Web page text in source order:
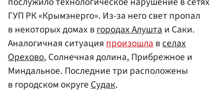
ГУП РК «Крымэнерго». Из-за него свет пропал
в некоторых домах вгородах Алуштаи Саки.
Аналогичная ситуацияпроизошлавселах
Орехово, Солнечная долина, Прибрежное и
Миндальное. Последние три расположены
в городском округеСудак.